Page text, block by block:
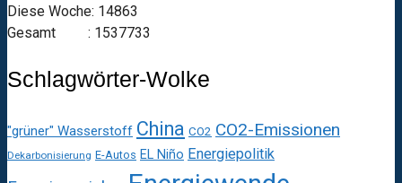
Diese Woche: 14863
Gesamt : 1537733
Schlagwörter-Wolke
"grüner" Wasserstoff China CO2 CO2-Emissionen
Dekarbonisierung E-Autos EL Niño Energiepolitik